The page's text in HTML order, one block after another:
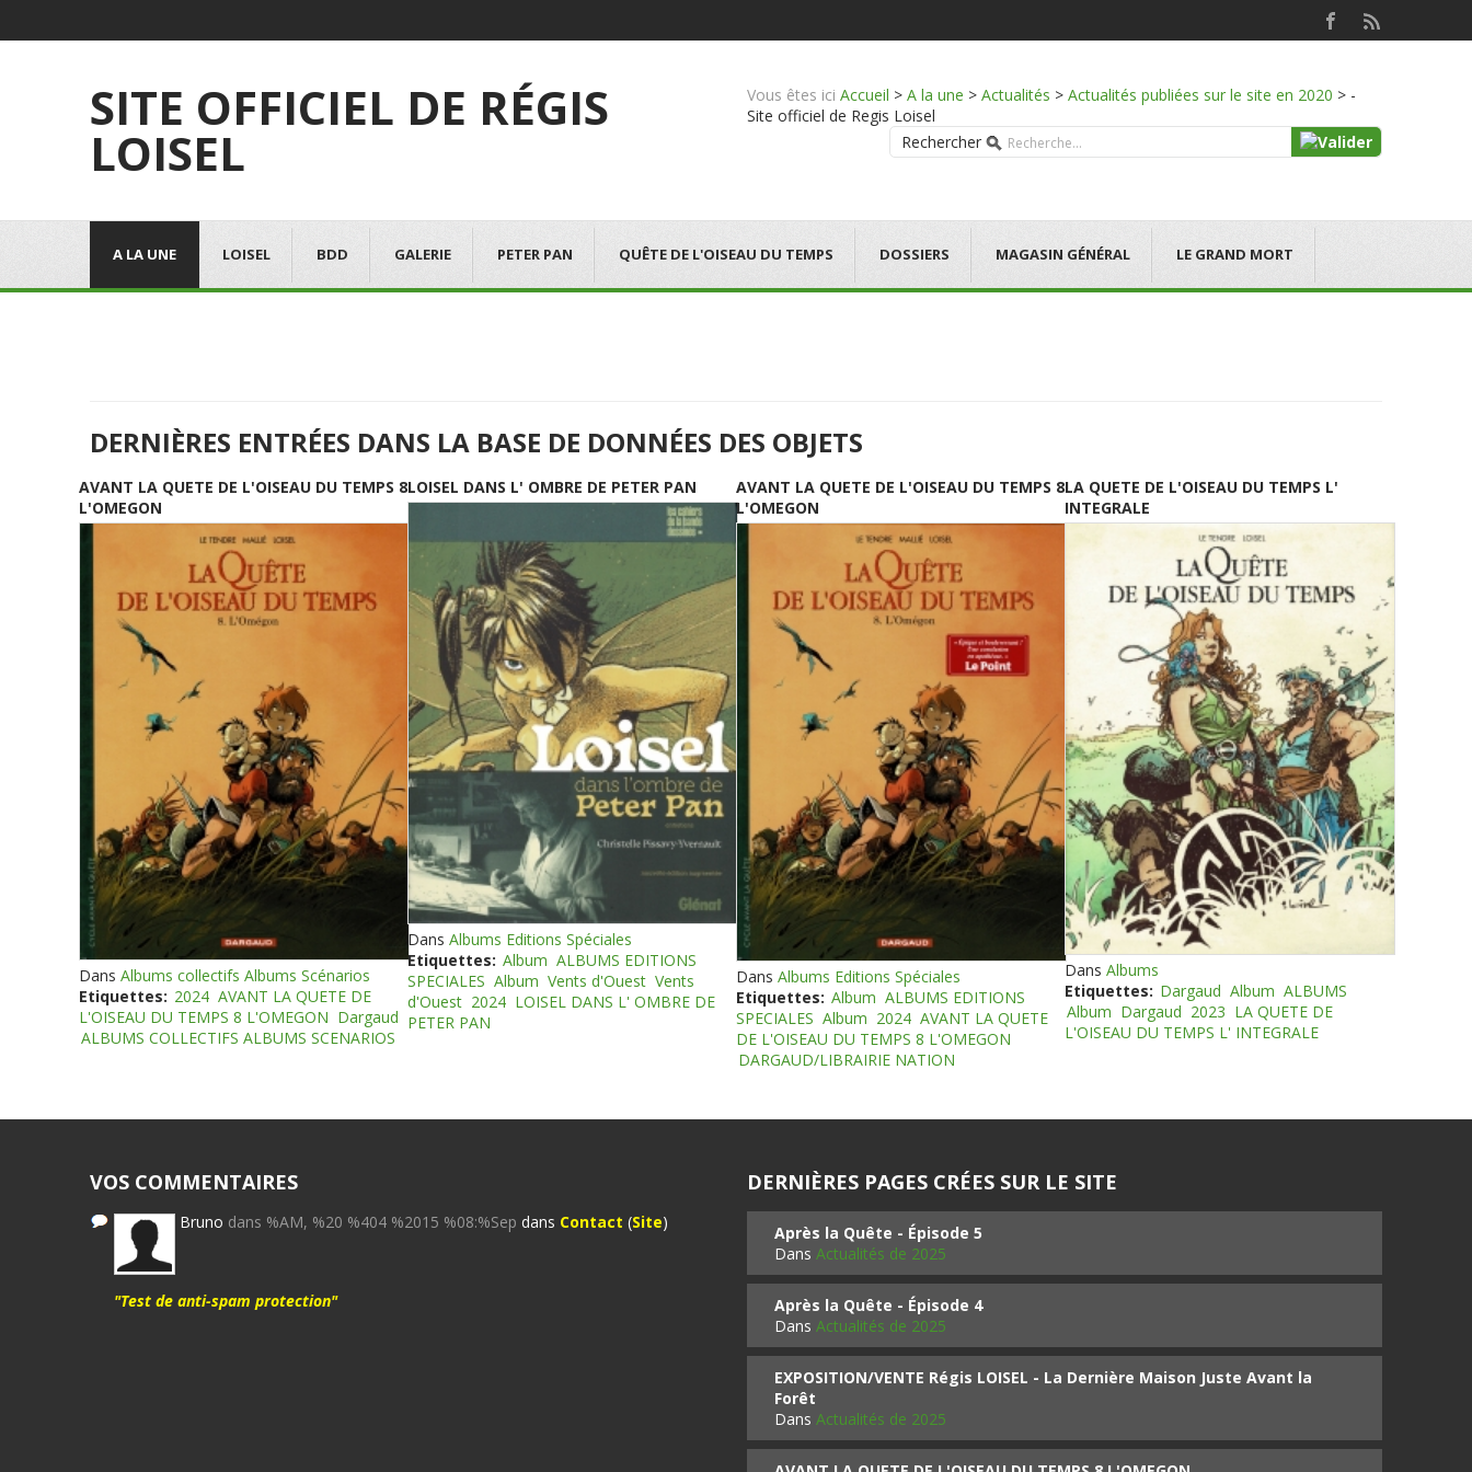
SITE OFFICIEL DE RÉGIS
LOISEL
Vous êtes ici Accueil > A la une > Actualités > Actualités publiées sur le site en 2020 > -
Site officiel de Regis Loisel
Rechercher
A LA UNE LOISEL BDD GALERIE PETER PAN QUÊTE DE L'OISEAU DU TEMPS DOSSIERS MAGASIN GÉNÉRAL LE GRAND MORT
DERNIÈRES ENTRÉES DANS LA BASE DE DONNÉES DES OBJETS
AVANT LA QUETE DE L'OISEAU DU TEMPS 8
L'OMEGON
Dans Albums collectifs Albums Scénarios
Etiquettes: 2024 AVANT LA QUETE DE
L'OISEAU DU TEMPS 8 L'OMEGON Dargaud
ALBUMS COLLECTIFS ALBUMS SCENARIOS
LOISEL DANS L' OMBRE DE PETER PAN
Dans Albums Editions Spéciales
Etiquettes: Album ALBUMS EDITIONS
SPECIALES Album Vents d'Ouest Vents
d'Ouest 2024 LOISEL DANS L' OMBRE DE
PETER PAN
AVANT LA QUETE DE L'OISEAU DU TEMPS 8
L'OMEGON
Dans Albums Editions Spéciales
Etiquettes: Album ALBUMS EDITIONS
SPECIALES Album 2024 AVANT LA QUETE
DE L'OISEAU DU TEMPS 8 L'OMEGON
DARGAUD/LIBRAIRIE NATION
LA QUETE DE L'OISEAU DU TEMPS L'
INTEGRALE
Dans Albums
Etiquettes: Dargaud Album ALBUMS
Album Dargaud 2023 LA QUETE DE
L'OISEAU DU TEMPS L' INTEGRALE
VOS COMMENTAIRES
Bruno dans %AM, %20 %404 %2015 %08:%Sep dans Contact (Site)
"Test de anti-spam protection"
DERNIÈRES PAGES CRÉES SUR LE SITE
Après la Quête - Épisode 5
Dans Actualités de 2025
Après la Quête - Épisode 4
Dans Actualités de 2025
EXPOSITION/VENTE Régis LOISEL - La Dernière Maison Juste Avant la
Forêt
Dans Actualités de 2025